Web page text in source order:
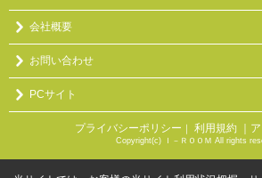
会社概要
お問い合わせ
PCサイト
プライバシーポリシー ｜ 利用規約 ｜
Copyright(c) Ｉ－ＲＯＯＭ All rights